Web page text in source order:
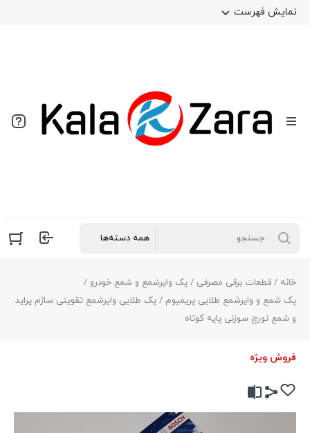
نمایش فهرست
خانه / قطعات برقی مصرفی / پک وایرشمع و شمع خودرو /
پک شمع و وایرشمع طلایی پریمیوم / پک طلایی وایرشمع تقویتی ساژم پراید
و شمع تورچ سوزنی پایه کوتاه
فروش ویژه